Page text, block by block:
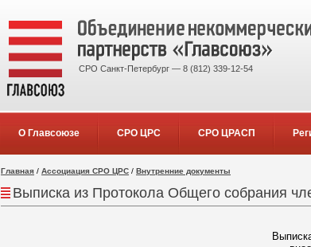
СРО Санкт-Петербург — 8 (812) 339-12-54
О Главсоюзе СРО ЦРС СРО ЦРАСП
Главная / Ассоциация СРО ЦРС / Внутренние документы
Выписка из Протокола Общего собрания